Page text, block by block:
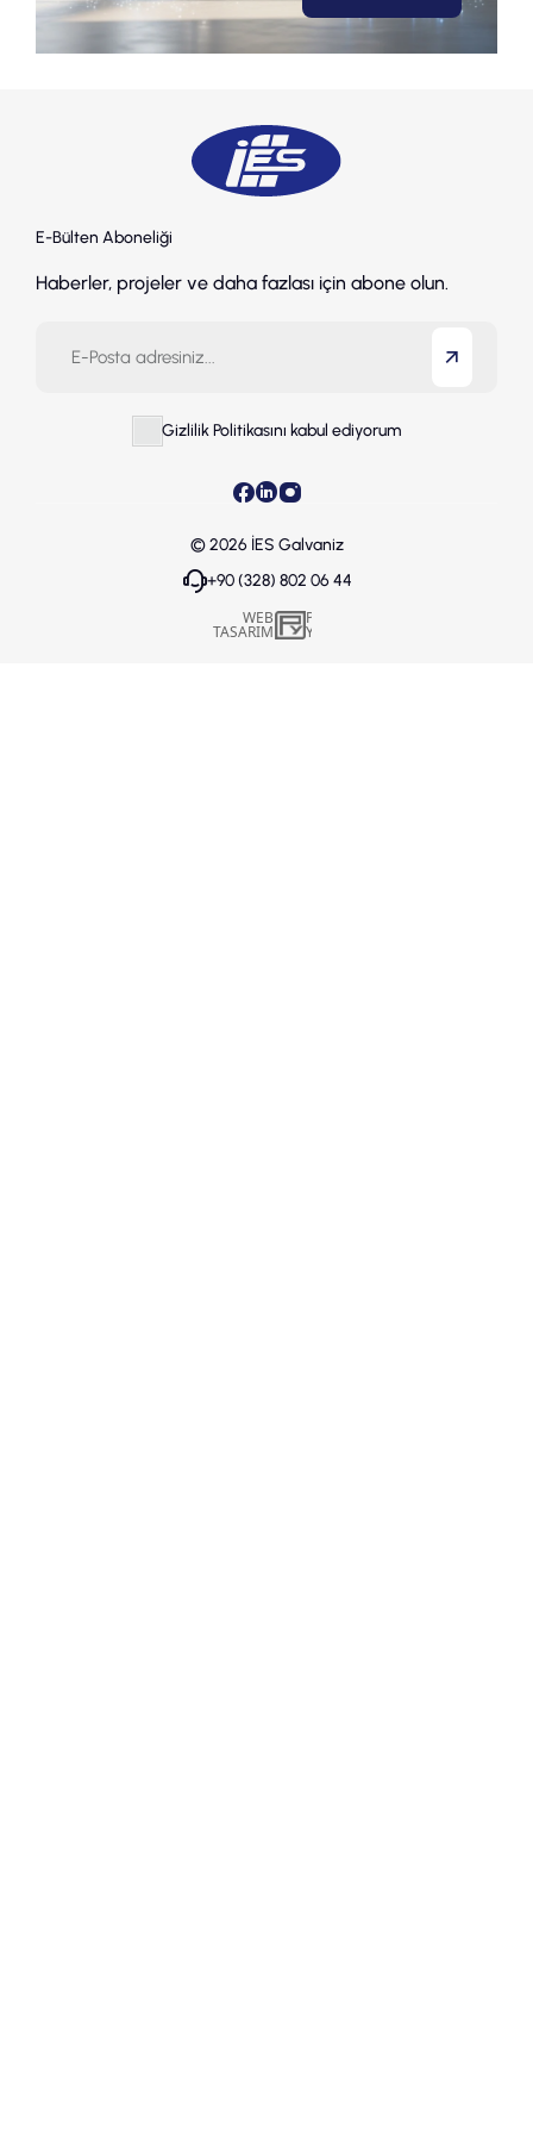
E-Bülten Aboneliği
Haberler, projeler ve daha fazlası için abone olun.
Gizlilik Politikasını kabul ediyorum
© 2026 İES Galvaniz
+90 (328) 802 06 44
WEB
TASARIM
İSTANBUL WEB TASARIM AJANSI - PENTA